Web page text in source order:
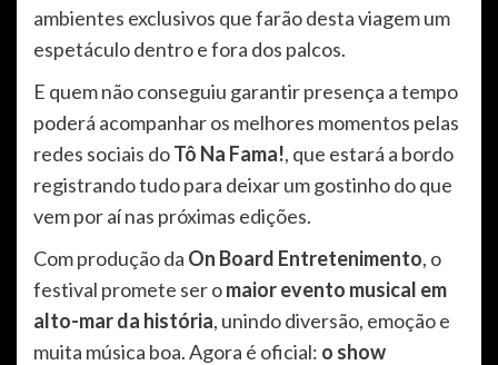
ambientes exclusivos que farão desta viagem um
espetáculo dentro e fora dos palcos.
E quem não conseguiu garantir presença a tempo
poderá acompanhar os melhores momentos pelas
redes sociais doTô Na Fama!, que estará a bordo
registrando tudo para deixar um gostinho do que
vem por aí nas próximas edições.
Com produção da On Board Entretenimento, o
festival promete ser omaior evento musical em
alto-mar da história, unindo diversão, emoção e
muita música boa. Agora é oficial: o show